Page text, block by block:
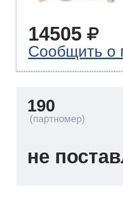
14505
Сообщить о
190
не